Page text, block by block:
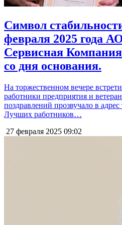
Символ
февраля 2025 года
Сервисная
со дня основания.
На торжественном вечере
работники предприятия и
поздравлений прозвучало в
Лучших работников…
27 февраля 2025 09:02